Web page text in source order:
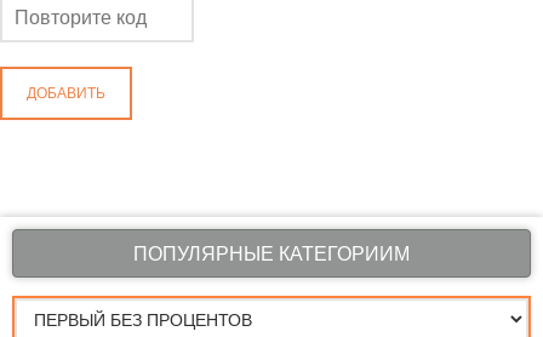
ДОБАВИТЬ
ПОПУЛЯРНЫЕ КАТЕГОРИИМ